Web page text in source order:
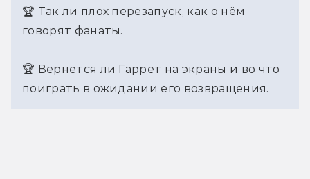
🏆 Так ли плох перезапуск, как о нём
говорят фанаты.
🏆 Вернётся ли Гаррет на экраны и во что
поиграть в ожидании его возвращения.